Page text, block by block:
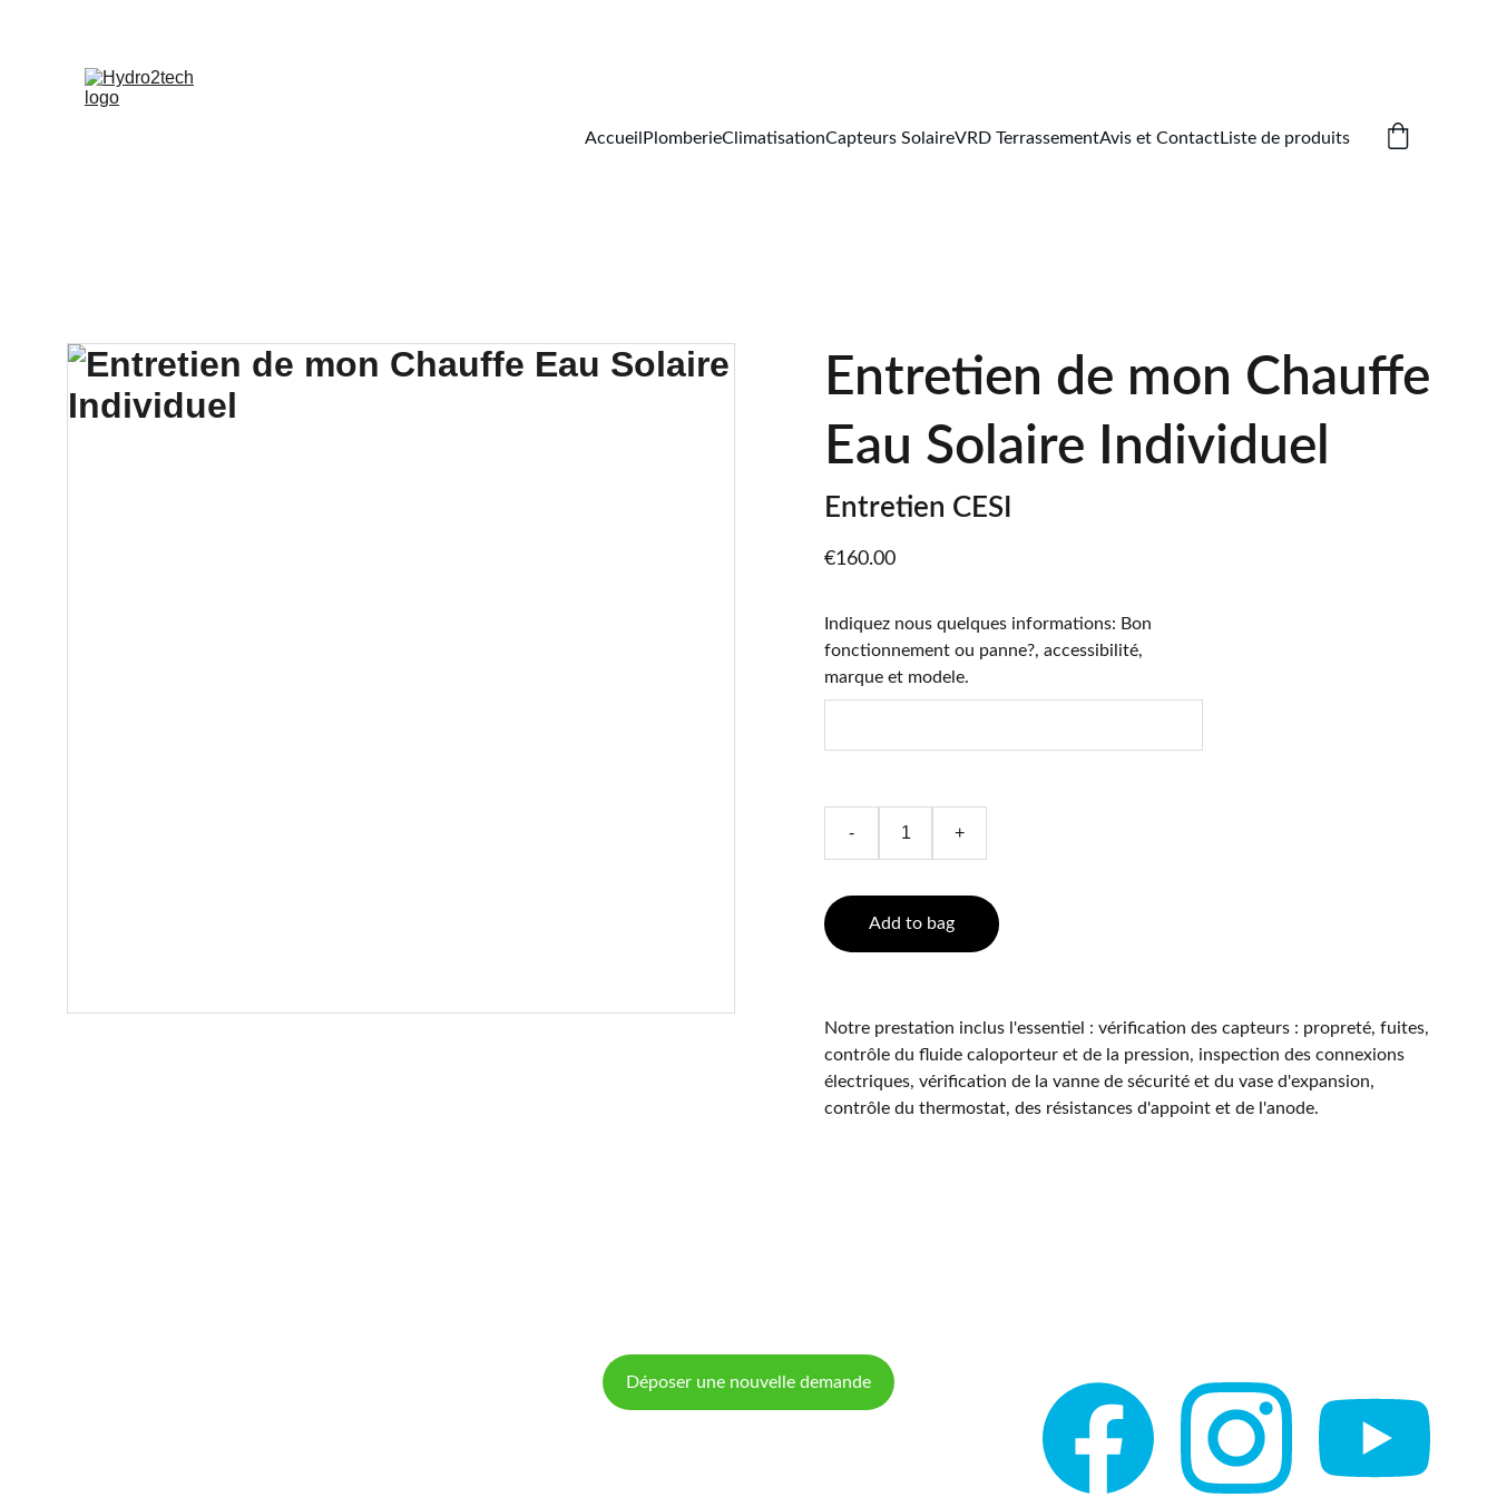
Accueil PlomberieClimatisationCapteurs SolaireVRD TerrassementAvis et ContactListe de produits
Entretien de mon Chauffe
Eau Solaire Individuel
Entretien CESI
€160.00
Indiquez nous quelques informations: Bon
fonctionnement ou panne?, accessibilité,
marque et modele.
- +
Add to bag
Notre prestation inclus l'essentiel : vérification des capteurs : propreté, fuites,
contrôle du fluide caloporteur et de la pression, inspection des connexions
électriques, vérification de la vanne de sécurité et du vase d'expansion,
contrôle du thermostat, des résistances d'appoint et de l'anode.
Déposer une nouvelle demande